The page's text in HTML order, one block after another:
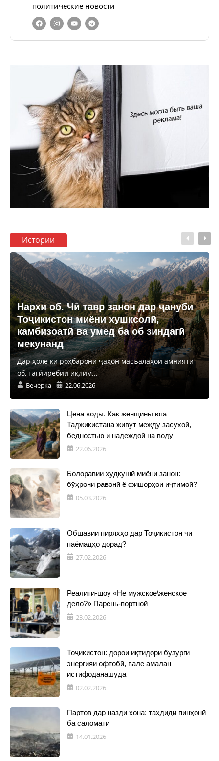
политические новости
Истории
Нархи об. Чӣ тавр занон дар ҷануби
Тоҷикистон миёни хушксолӣ,
камбизоатӣ ва умед ба об зиндагӣ
мекунанд
Дар ҳоле ки роҳбарони ҷаҳон масъалаҳои амнияти
об, тағйирёбии иқлим...
Вечерка 22.06.2026
Цена воды. Как женщины юга
Таджикистана живут между засухой,
бедностью и надеждой на воду
22.06.2026
Болоравии худкушӣ миёни занон:
бӯҳрони равонӣ ё фишорҳои иҷтимоӣ?
05.03.2026
Обшавии пиряхҳо дар Тоҷикистон чӣ
паёмадҳо дорад?
27.02.2026
Реалити-шоу «Не мужское\женское
дело?» Парень-портной
23.02.2026
Тоҷикистон: дорои иқтидори бузурги
энергияи офтобӣ, вале амалан
истифоданашуда
02.02.2026
Партов дар назди хона: таҳдиди пинҳонӣ
ба саломатӣ
14.01.2026